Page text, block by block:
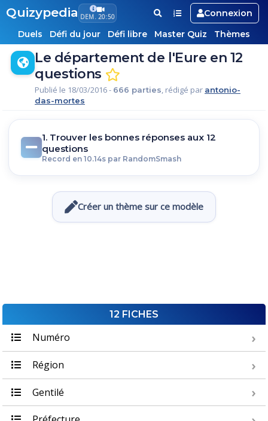
Quizypedia DEM. 20:50
Connexion
Duels
Défi du jour Défi libre Master Quiz Thèmes
Le département de l'Eure en 12
questions
Publié le 18/03/2016 - 666 parties, rédigé par antonio-
das-mortes
1. Trouver les bonnes réponses aux 12
questions
Record en 10.14s par RandomSmash
Créer un thème sur ce modèle
12 FICHES
Numéro
Région
Gentilé